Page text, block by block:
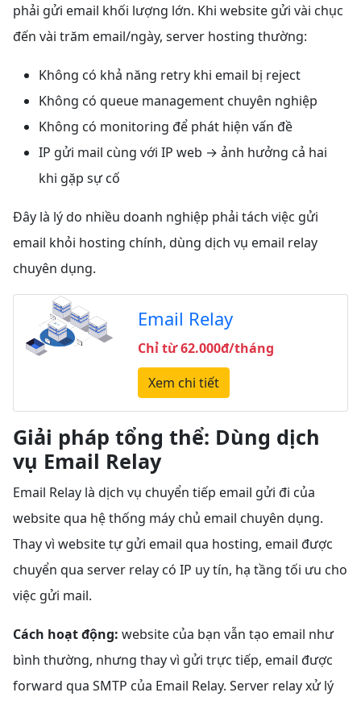
phải gửi email khối lượng lớn. Khi website gửi vài chục
đến vài trăm email/ngày, server hosting thường:
Không có khả năng retry khi email bị reject
Không có queue management chuyên nghiệp
Không có monitoring để phát hiện vấn đề
IP gửi mail cùng với IP web → ảnh hưởng cả hai
khi gặp sự cố
Đây là lý do nhiều doanh nghiệp phải tách việc gửi
email khỏi hosting chính, dùng dịch vụ email relay
chuyên dụng.
Email Relay
Chỉ từ 62.000đ/tháng
Xem chi tiết
Giải pháp tổng thể: Dùng dịch
vụ Email Relay
Email Relay là dịch vụ chuyển tiếp email gửi đi của
website qua hệ thống máy chủ email chuyên dụng.
Thay vì website tự gửi email qua hosting, email được
chuyển qua server relay có IP uy tín, hạ tầng tối ưu cho
việc gửi mail.
Cách hoạt động: website của bạn vẫn tạo email như
bình thường, nhưng thay vì gửi trực tiếp, email được
forward qua SMTP của Email Relay. Server relay xử lý